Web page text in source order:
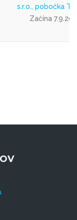
s.r.o., pobočka
Začína